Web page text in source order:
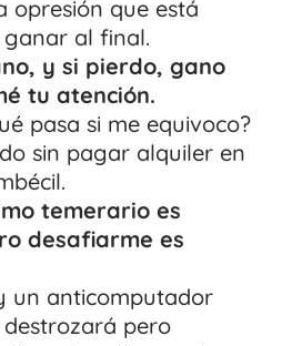
opresión que está
al final.
y si pierdo, gano
tu atención.
pasa si me equivoco?
sin pagar alquiler en
temerario es
desafiarme es
un anticomputador
pero